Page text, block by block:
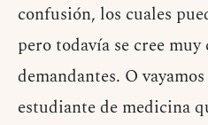
confusión, los cuales
pero todavía se cree muy
demandantes. O
estudiante de medicina